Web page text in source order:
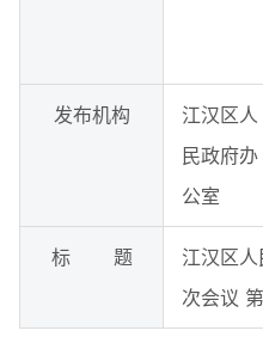
发布机构
江汉区人
民政府办
公室
标 题
江汉区
次会议